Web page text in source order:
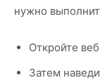
нужно
Откройте
Затем